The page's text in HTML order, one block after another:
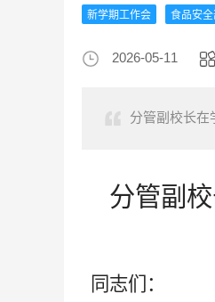
新学期工作会 食品安
2026-05-11
分管副校长在
分管副
同志们：